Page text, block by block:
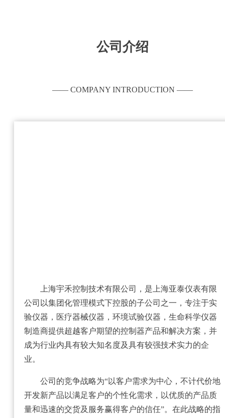
公司介绍
—— COMPANY INTRODUCTION ——
上海宇禾控制技术有限公司，是上海亚泰仪表有限
公司以集团化管理模式下控股的子公司之一，专注于实
验仪器，医疗器械仪器，环境试验仪器，生命科学仪器
制造商提供超越客户期望的控制器产品和解决方案，并
成为行业内具有较大知名度及具有较强技术实力的企
业。
公司的竞争战略为“以客户需求为中心，不计代价地
开发新产品以满足客户的个性化需求，以优质的产品质
量和迅速的交货及服务赢得客户的信任”。在此战略的指